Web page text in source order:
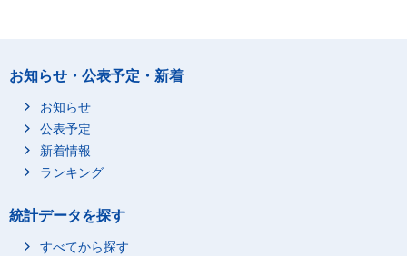
お知らせ・公表予定・新着
お知らせ
公表予定
新着情報
ランキング
統計データを探す
すべてから探す